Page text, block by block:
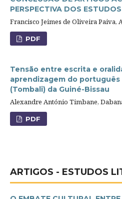
PERSPECTIVA DOS
Francisco Jeimes de Oliveira
PDF
Tensão entre escrita e
aprendizagem do português
(Tombali) da Guiné-Bissau
Alexandre António Timbane,
PDF
ARTIGOS - ESTUDOS